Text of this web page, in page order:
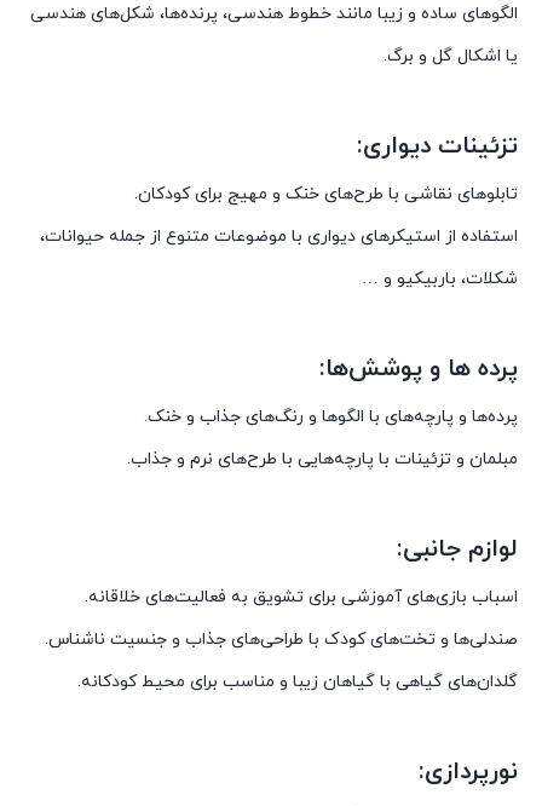
الگوهای ساده و زیبا مانند خطوط هندسی، پرنده‌ها، شکل‌های هندسی
یا اشکال گل و برگ.
تزئینات دیواری:
تابلوهای نقاشی با طرح‌های خنک و مهیج برای کودکان.
استفاده از استیکرهای دیواری با موضوعات متنوع از جمله حیوانات،
شکلات، باربیکیو و …
پرده ها و پوشش‌ها:
پرده‌ها و پارچه‌های با الگوها و رنگ‌های جذاب و خنک.
مبلمان و تزئینات با پارچه‌هایی با طرح‌های نرم و جذاب.
لوازم جانبی:
اسباب بازی‌های آموزشی برای تشویق به فعالیت‌های خلاقانه.
صندلی‌ها و تخت‌های کودک با طراحی‌های جذاب و جنسیت ناشناس.
گلدان‌های گیاهی با گیاهان زیبا و مناسب برای محیط کودکانه.
نورپردازی: